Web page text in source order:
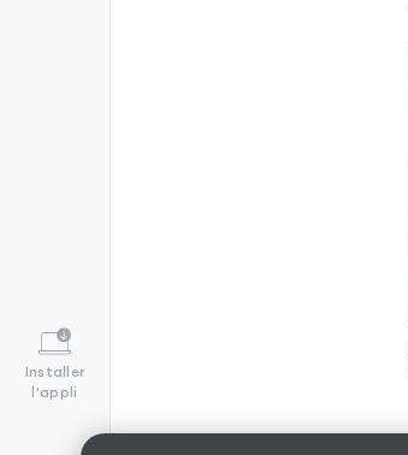
Installer
l'appli